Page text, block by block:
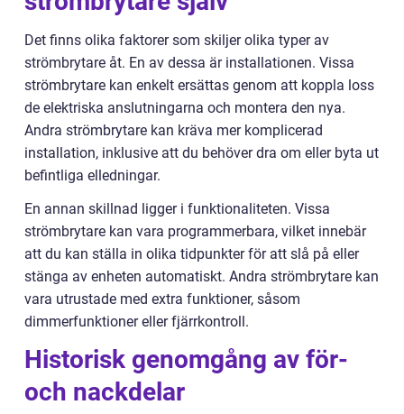
Det finns olika faktorer som skiljer olika typer av
strömbrytare åt. En av dessa är installationen. Vissa
strömbrytare kan enkelt ersättas genom att koppla loss
de elektriska anslutningarna och montera den nya.
Andra strömbrytare kan kräva mer komplicerad
installation, inklusive att du behöver dra om eller byta ut
befintliga elledningar.
En annan skillnad ligger i funktionaliteten. Vissa
strömbrytare kan vara programmerbara, vilket innebär
att du kan ställa in olika tidpunkter för att slå på eller
stänga av enheten automatiskt. Andra strömbrytare kan
vara utrustade med extra funktioner, såsom
dimmerfunktioner eller fjärrkontroll.
Historisk genomgång av för-
och nackdelar